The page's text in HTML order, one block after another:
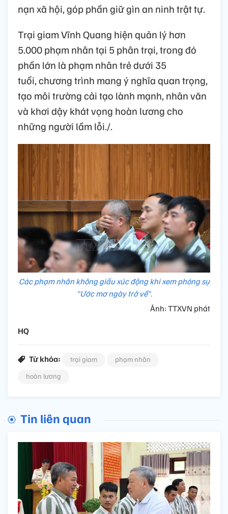
nạn xã hội, góp phần giữ gìn an ninh trật tự.
Trại giam Vĩnh Quang hiện quản lý hơn
5.000 phạm nhân tại 5 phân trại, trong đó
phần lớn là phạm nhân trẻ dưới 35
tuổi, chương trình mang ý nghĩa quan trọng,
tạo môi trường cải tạo lành mạnh, nhân văn
và khơi dậy khát vọng hoàn lương cho
những người lầm lỗi./.
Các phạm nhân không giấu xúc động khi xem phóng sự
"Ước mơ ngày trở về".
Ảnh: TTXVN phát
HQ
Từ khóa: trại giam
phạm nhân
hoàn lương
Tin liên quan